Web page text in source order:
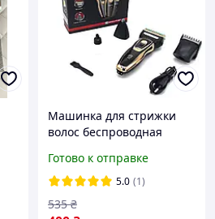
Машинка для стрижки
волос беспроводная
для носа и бровей 3в1
Geemy GM-595
Готово к отправке
5.0 (1)
535 ₴